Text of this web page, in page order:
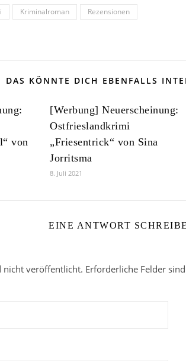
Kriminalroman Rezensionen
DAS KÖNNTE DICH EBENFALLS
von
[Werbung] Neuerscheinung:
Ostfrieslandkrimi
„Friesentrick“ von Sina
Jorritsma
8. Juli 2021
EINE ANTWORT
nicht veröffentlicht. Erforderliche Felder